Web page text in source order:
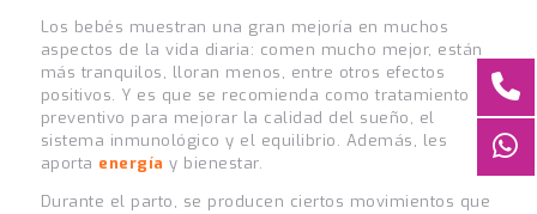
Los bebés muestran una gran mejoría en muchos
aspectos de la vida diaria: comen mucho mejor, están
más tranquilos, lloran menos, entre otros efectos
positivos. Y es que se recomienda como tratamiento
preventivo para mejorar la calidad del sueño, el
sistema inmunológico y el equilibrio. Además, les
aporta energía y bienestar.
Durante el parto, se producen ciertos movimientos que